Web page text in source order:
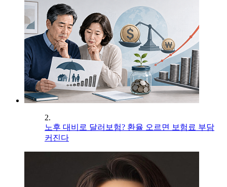
2.
노후 대비로 달러보험? 환율 오르면 보험료 부담
커진다